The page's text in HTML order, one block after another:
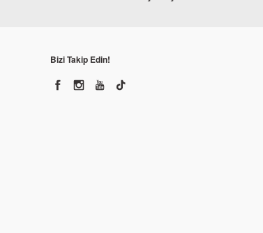
Bizi Takip Edin!